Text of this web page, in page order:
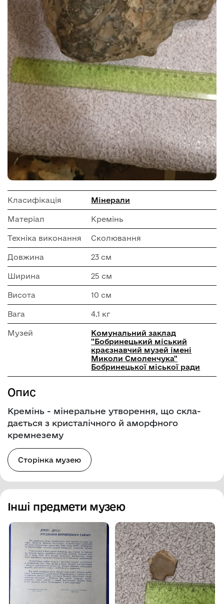
Класифікація Мінерали
Матеріал Кремінь
Техніка виконання Сколювання
Довжина 23 см
Ширина 25 см
Висота 10 см
Вага 4.1 кг
Музей
Комунальний заклад
"Бобринецький міський
краєзнавчий музей імені
Миколи Смоленчука"
Бобринецької міської ради
Опис
Кремінь - мінеральне утворення, що скла­
дається з кристалічного й амор­фного
кремнезему
Сторінка музею
Інші предмети музею